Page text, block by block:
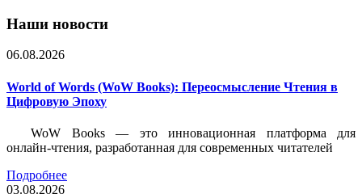
Наши новости
06.08.2026
World of Words (WoW Books): Переосмысление Чтения в
Цифровую Эпоху
WoW Books — это инновационная платформа для
онлайн-чтения, разработанная для современных читателей
Подробнее
03.08.2026